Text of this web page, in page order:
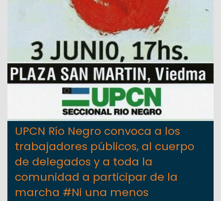
UPCN Río Negro convoca a los
trabajadores públicos, al cuerpo
de delegados y a toda la
comunidad a participar de la
marcha #Ni una menos